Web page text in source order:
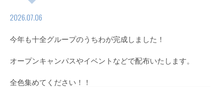
2026.07.06
今年も十全グループのうちわが完成しました！
オープンキャンパスやイベントなどで配布いたします。
全色集めてください！！